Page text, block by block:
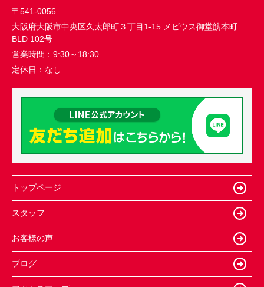
〒541-0056
大阪府大阪市中央区久太郎町３丁目1-15 メビウス御堂筋本町
BLD 102号
営業時間： 9:30～18:30
定休日： なし
トップページ
スタッフ
お客様の声
ブログ